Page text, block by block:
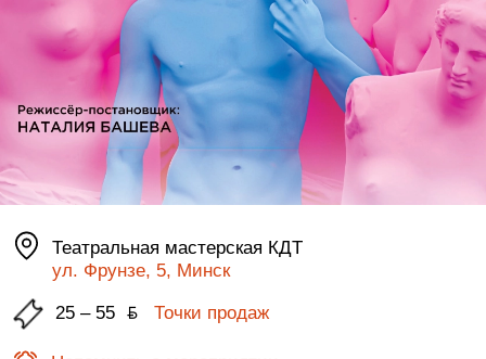
Театральная мастерская КДТ
ул. Фрунзе, 5, Минск
25 – 55 ƃ Точки продаж